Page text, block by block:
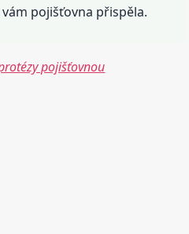
pojišťovna přispěla.
pojišťovnou